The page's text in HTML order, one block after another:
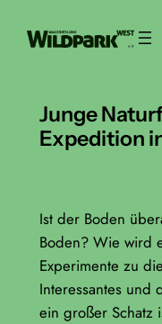
Inhalt
Junge
Expedition
Ist der Boden
Boden? Wie wird
Experimente zu
Interessantes und
ein großer Schatz